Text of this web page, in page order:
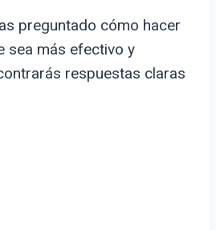
preguntado cómo hacer
sea más efectivo y
respuestas claras